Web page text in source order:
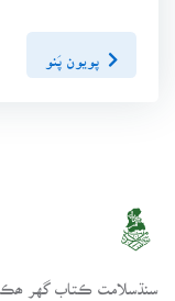
پويون پَنو